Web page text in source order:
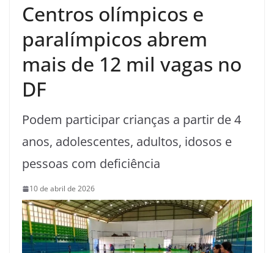
Centros olímpicos e
paralímpicos abrem
mais de 12 mil vagas no
DF
Podem participar crianças a partir de 4
anos, adolescentes, adultos, idosos e
pessoas com deficiência
10 de abril de 2026